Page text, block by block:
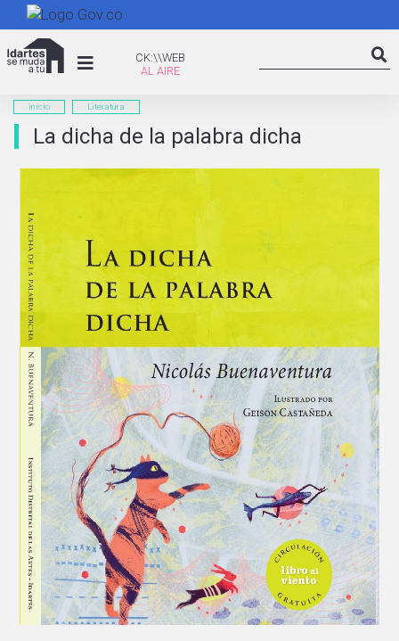
al
CK:\WEB
CK:\\WEB
inicio Literatura
La dicha de la palabra dicha